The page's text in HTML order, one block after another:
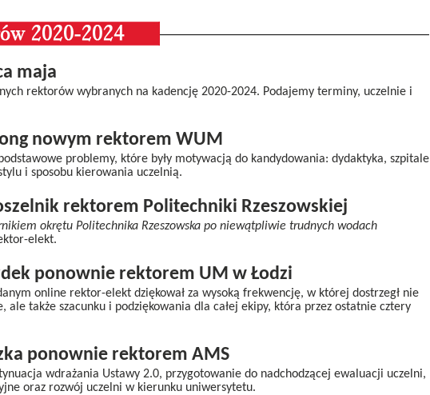
maja
rektorów wybranych na kadencję 2020-2024. Podajemy terminy, uczelnie i
nowym rektorem WUM
problemy, które były motywacją do kandydowania: dydaktyka, szpitale
i sposobu kierowania uczelnią.
rektorem Politechniki Rzeszowskiej
okrętu Politechnika Rzeszowska po niewątpliwie trudnych wodach
elekt.
ponownie rektorem UM w Łodzi
online rektor-elekt dziękował za wysoką frekwencję, w której dostrzegł nie
ale także szacunku i podziękowania dla całej ekipy, która przez ostatnie cztery
ponownie rektorem AMS
wdrażania Ustawy 2.0, przygotowanie do nadchodzącej ewaluacji uczelni,
oraz rozwój uczelni w kierunku uniwersytetu.